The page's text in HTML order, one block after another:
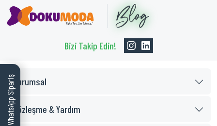
Bizi Takip Edin!
Kurumsal
Sözleşme & Yardım
WhatsApp Sipariş